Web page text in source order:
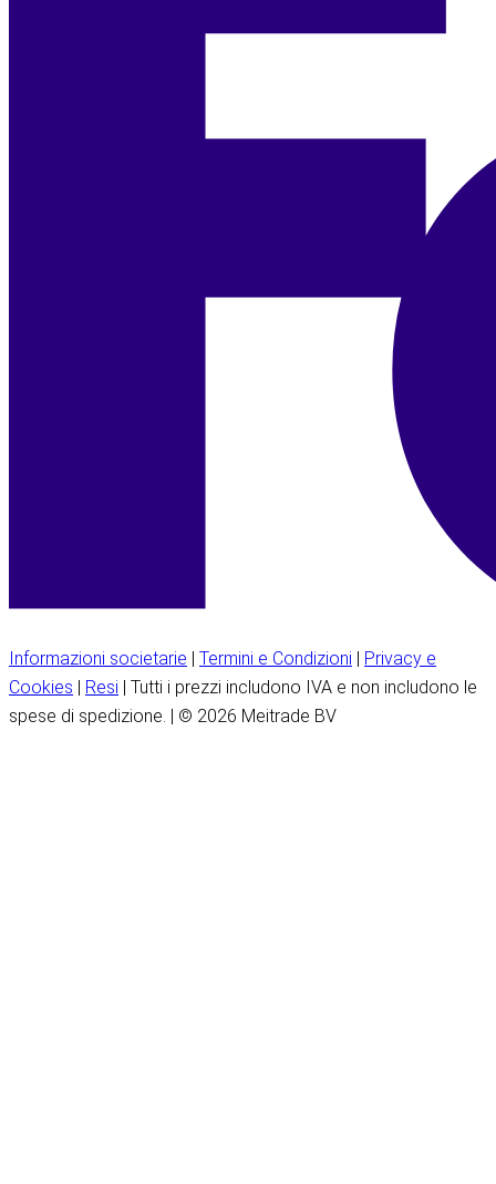
Informazioni societarie | Termini e Condizioni | Privacy e
Cookies | Resi | Tutti i prezzi includono IVA e non includono le
spese di spedizione. | © 2026 Meitrade BV